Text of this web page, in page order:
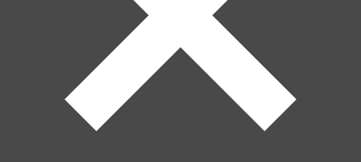
Артикул: 1111-1162
130 ₽ В корзину